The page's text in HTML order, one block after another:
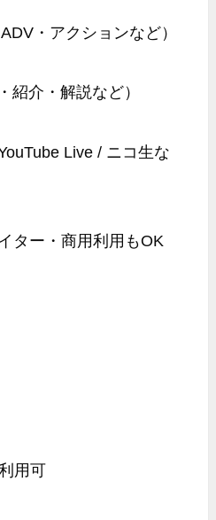
・アクションなど）
紹介・解説など）
Live / ニコ生な
ター・商用利用もOK
用可